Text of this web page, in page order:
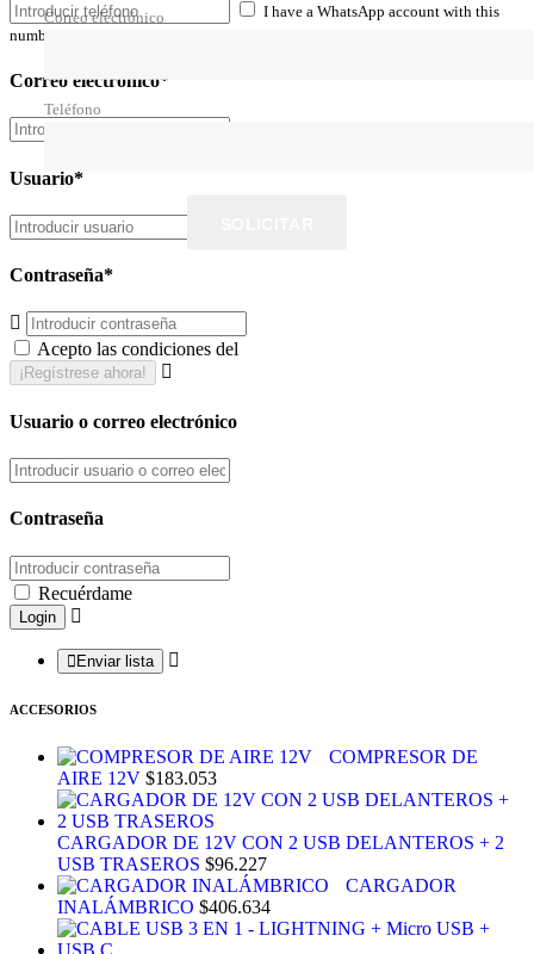
I have a WhatsApp account with this
number
Correo electrónico*
Usuario*
Contraseña*
Acepto las condiciones del
Usuario o correo electrónico
Contraseña
Recuérdame
Enviar lista
ACCESORIOS
COMPRESOR DE
AIRE 12V $183.053
CARGADOR DE 12V CON 2 USB DELANTEROS + 2
USB TRASEROS $96.227
CARGADOR
INALÁMBRICO $406.634
Correo electrónico
Teléfono